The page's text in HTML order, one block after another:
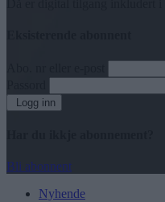
Logg inn
Bli abonnent
Nyhende